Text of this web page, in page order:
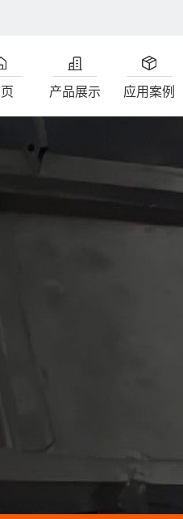
产品展示 应用案例